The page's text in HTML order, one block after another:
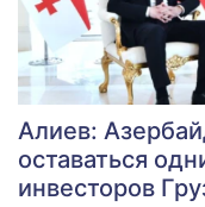
Алиев:
оставаться
инвесторов